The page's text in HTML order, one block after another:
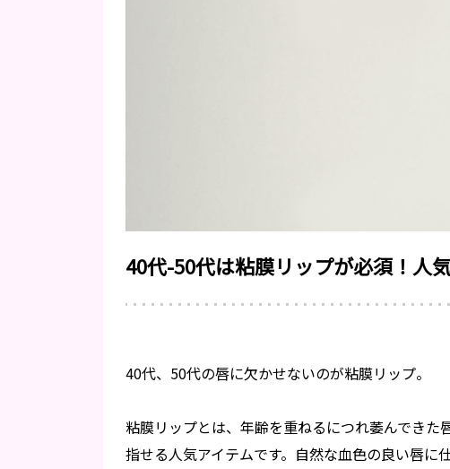
40代-50代は粘膜リップが必須！人
40代、50代の唇に欠かせないのが粘膜リップ。
粘膜リップとは、年齢を重ねるにつれ萎んでき
指せる人気アイテムです。自然な血色の良い唇に